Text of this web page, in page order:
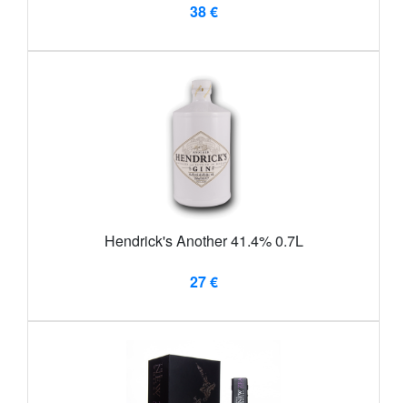
38 €
Hendrick's Another 41.4% 0.7L
27 €